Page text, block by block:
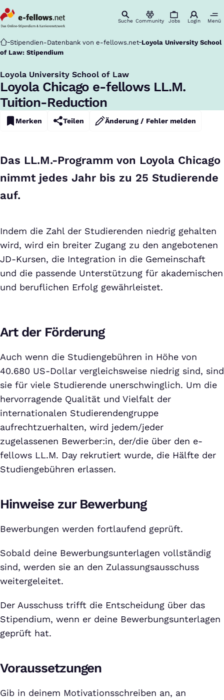
Suche Community Jobs Login Menü
Startseite
Stipendien-Datenbank von e-fellows.net Loyola University School
of Law: Stipendium
Loyola University School of Law
:
Loyola Chicago e-fellows LL.M.
Tuition-Reduction
Merken Teilen Änderung / Fehler melden
Das LL.M.-Programm von Loyola Chicago
nimmt jedes Jahr bis zu 25 Studierende
auf.
Indem die Zahl der Studierenden niedrig gehalten
wird, wird ein breiter Zugang zu den angebotenen
JD-Kursen, die Integration in die Gemeinschaft
und die passende Unterstützung für akademischen
und beruflichen Erfolg gewährleistet.
Art der Förderung
Auch wenn die Studiengebühren in Höhe von
40.680 US-Dollar vergleichsweise niedrig sind, sind
sie für viele Studierende unerschwinglich. Um die
hervorragende Qualität und Vielfalt der
internationalen Studierendengruppe
aufrechtzuerhalten, wird jedem/jeder
zugelassenen Bewerber:in, der/die über den e-
fellows LL.M. Day rekrutiert wurde, die Hälfte der
Studiengebühren erlassen.
Hinweise zur Bewerbung
Bewerbungen werden fortlaufend geprüft.
Sobald deine Bewerbungsunterlagen vollständig
sind, werden sie an den Zulassungsausschuss
weitergeleitet.
Der Ausschuss trifft die Entscheidung über das
Stipendium, wenn er deine Bewerbungsunterlagen
geprüft hat.
Voraussetzungen
Gib in deinem Motivationsschreiben an, an